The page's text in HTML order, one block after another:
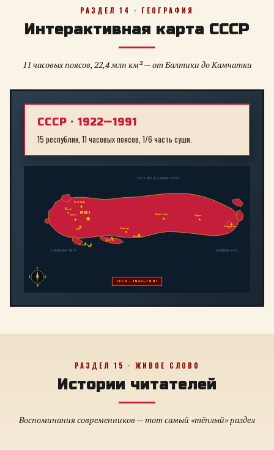
РАЗДЕЛ 14 · ГЕОГРАФИЯ
Интерактивная карта СССР
11 часовых поясов, 22,4 млн км² — от Балтики до Камчатки
СССР · 1922—1991
15 республик, 11 часовых поясов, 1/6 часть суши.
МОСКВА
Ленинград
Киев
Минск
Ташкент
Алма-Ата
Байконур
Новосибирск Иркутск
Владивосток
ТбилисиБаку
Рига
С
Ю
З
В
СССР · 1922—1991
БАЛТИЙСКОЕ МОРЕ
СЕВЕРНЫЙ ЛЕДОВИТЫЙ ОКЕАН
ЯПОНСКОЕ МОРЕ
РАЗДЕЛ 15 · ЖИВОЕ СЛОВО
Истории читателей
Воспоминания современников — тот самый «тёплый» раздел